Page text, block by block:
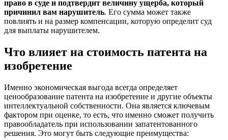
право в суде и подтвердит величину ущерба, который
причинил вам нарушитель. Его сумма может также
повлиять и на размер компенсации, которую определит суд
для выплаты нарушителем.
Что влияет на стоимость патента на
изобретение
Именно экономическая выгода всегда определяет
ценообразование патента на изобретение и другие объекты
интеллектуальной собственности. Она является ключевым
фактором при оценке, то есть, что именно сможет получить
правообладатель при использовании запатентованного
решения. Это могут быть следующие преимущества: